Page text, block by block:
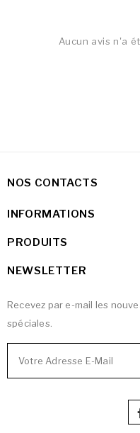
Aucun avis n'a
NOS CONTACTS
INFORMATIONS
PRODUITS
NEWSLETTER
Recevez par e-mail les
spéciales.